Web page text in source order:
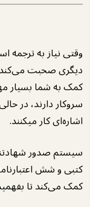
وقتی نیاز به ترجمه
دیگری صحبت
کمک به شما بسیار
سروکار دارند، در
اشاره‌ای کار میکنند.
کتبی و شش
کمک می‌کند تا